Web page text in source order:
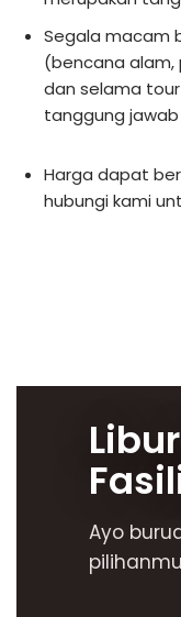
Segala macam
(bencana alam,
dan selama
tanggung
Harga dapat
hubungi kami
Ayo